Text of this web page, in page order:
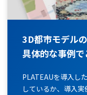
3D都市モデル
具体的な事例で
PLATEAUを導入し
しているか、導入